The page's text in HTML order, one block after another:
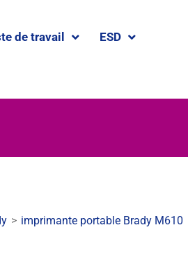
de travail ESD
> imprimante portable Brady M610